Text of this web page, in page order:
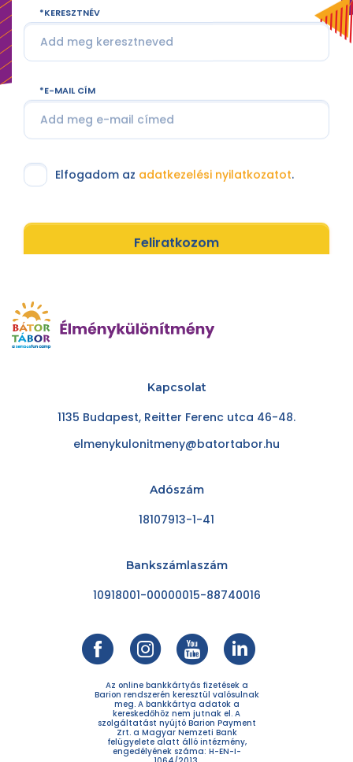
KERESZTNÉV
E-MAIL CÍM
Elfogadom az adatkezelési nyilatkozatot.
Feliratkozom
Kapcsolat
1135 Budapest, Reitter Ferenc utca 46-48.
elmenykulonitmeny@batortabor.hu
Adószám
18107913-1-41
Bankszámlaszám
10918001-00000015-88740016
Az online bankkártyás fizetések a
Barion rendszerén keresztül valósulnak
meg. A bankkártya adatok a
kereskedőhöz nem jutnak el. A
szolgáltatást nyújtó Barion Payment
Zrt. a Magyar Nemzeti Bank
felügyelete alatt álló intézmény,
engedélyének száma: H-EN-I-